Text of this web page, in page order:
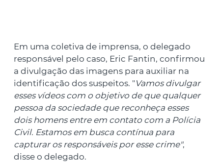
Em uma coletiva de imprensa, o delegado
responsável pelo caso, Eric Fantin, confirmou
a divulgação das imagens para auxiliar na
identificação dos suspeitos. "Vamos divulgar
esses vídeos com o objetivo de que qualquer
pessoa da sociedade que reconheça esses
dois homens entre em contato com a Polícia
Civil. Estamos em busca contínua para
capturar os responsáveis por esse crime",
disse o delegado.